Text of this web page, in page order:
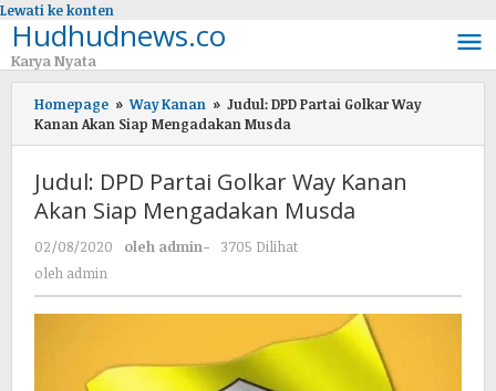
Lewati ke konten
Hudhudnews.co
Karya Nyata
Homepage » Way Kanan » Judul: DPD Partai Golkar Way
Kanan Akan Siap Mengadakan Musda
Judul: DPD Partai Golkar Way Kanan
Akan Siap Mengadakan Musda
02/08/2020 oleh admin-
3705 Dilihat
oleh admin